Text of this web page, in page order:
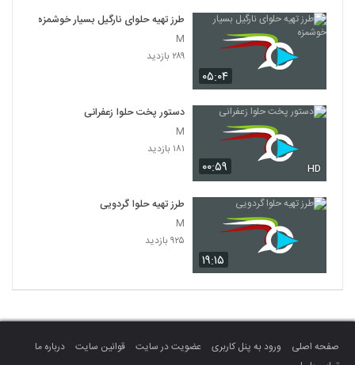
۰۵:۰۴
طرز تهیه حلوای نارگیل بسیار خوشمزه
M
۲۸۹ بازدید
۰۰:۵۹ HD
دستور پخت حلوا زعفرانی
M
۱۸۱ بازدید
۱۹:۱۵
طرز تهیه حلوا گردویی
M
۹۲۵ بازدید
صفحه اصلی ورود به پنل کاربری عضویت در سایت قوانین سایت
درباره ما